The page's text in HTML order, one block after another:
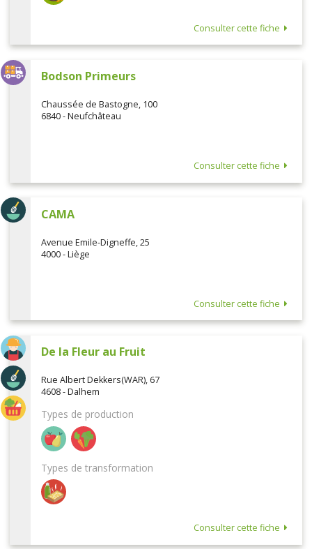
Consulter cette fiche
Bodson Primeurs
Chaussée de Bastogne, 100
6840 - Neufchâteau
Consulter cette fiche
CAMA
Avenue Emile-Digneffe, 25
4000 - Liège
Consulter cette fiche
De la Fleur au Fruit
Rue Albert Dekkers(WAR), 67
4608 - Dalhem
Types de production
Types de transformation
Consulter cette fiche